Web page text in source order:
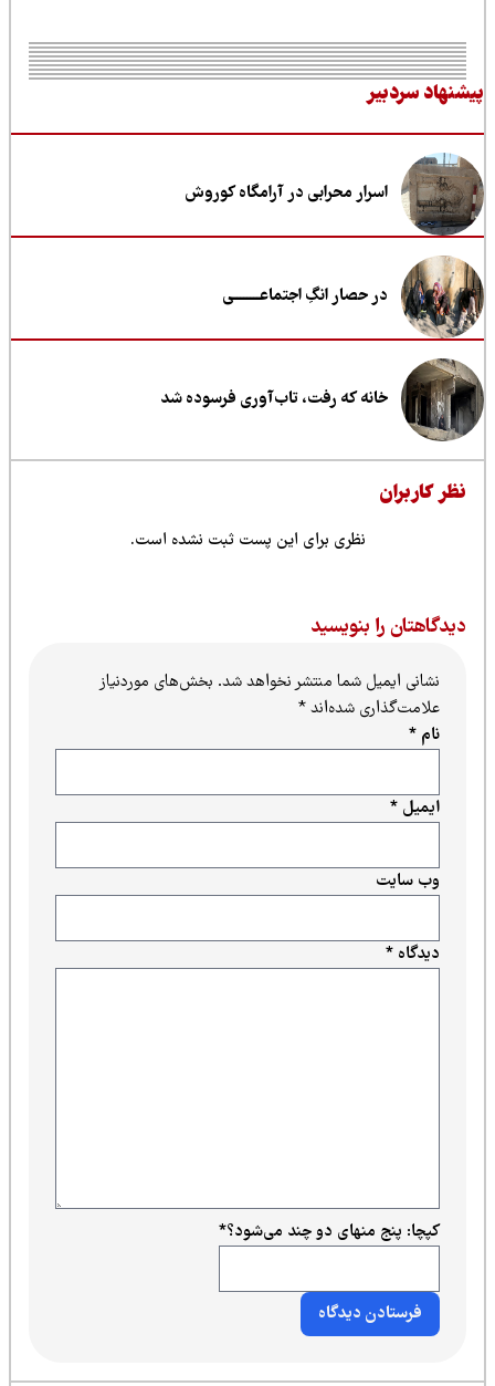
سردبیر
اسرار محرابی در آرامگاه کوروش
در حصار انگِ اجتماعــــــــی
خانه که رفت، تاب‌آوری فرسوده شد
کاربران
نظری برای این پست ثبت نشده است.
را بنویسید
نشانی ایمیل شما منتشر نخواهد شد.بخش‌های موردنیاز
علامت‌گذاری شده‌اند*
دیدگاه*
ایمیل*
وب‌ سایت
کپچا: پنج منهای دو چند می‌شود؟*